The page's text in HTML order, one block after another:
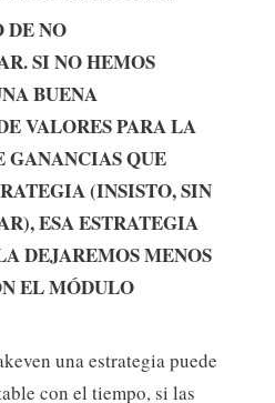
DE NO
SI NO HEMOS
BUENA
VALORES PARA LA
GANANCIAS QUE
(INSISTO, SIN
ESA ESTRATEGIA
DEJAREMOS MENOS
EL MÓDULO
una estrategia puede
con el tiempo, si las